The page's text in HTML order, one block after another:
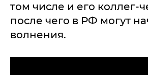
том числе и его коллег-
после чего в РФ могут
волнения.